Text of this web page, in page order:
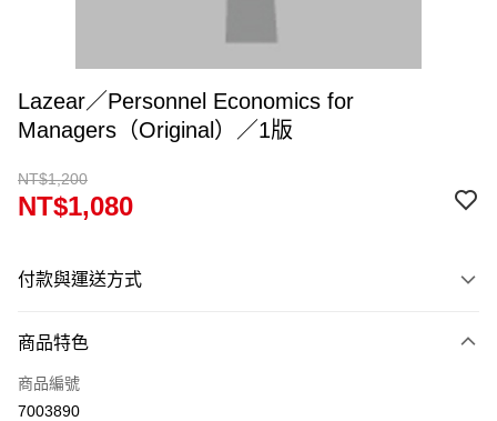
Lazear／Personnel Economics for
Managers（Original）／1版
NT$1,200
NT$1,080
付款與運送方式
信用卡一次付款
超商取貨付款
商品特色
商品編號
7003890